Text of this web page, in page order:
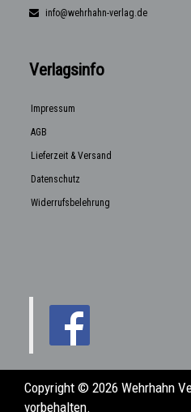
info@wehrhahn-verlag.de
Verlagsinfo
Impressum
AGB
Lieferzeit & Versand
Datenschutz
Widerrufsbelehrung
Copyright © 2026 Wehrhahn
vorbehalten.